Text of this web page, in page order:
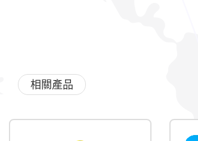
相關產品